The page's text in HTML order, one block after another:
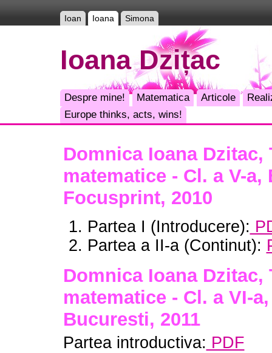
Ioan Ioana Simona
Ioana Dzițac
Despre mine! Matematica Articole
Europe thinks, acts, wins!
Domnica Ioana Dzitac,
matematice - Cl. a V-a,
Focusprint, 2010
Partea I (Introducere):
Partea a II-a (Continut):
Domnica Ioana Dzitac,
matematice - Cl. a VI-
Bucuresti, 2011
Partea introductiva: PDF